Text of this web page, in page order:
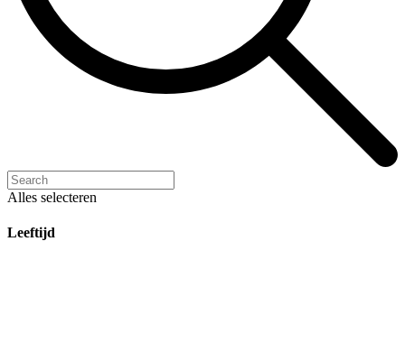
Alles selecteren
Leeftijd